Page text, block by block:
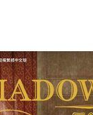
中的無數祕密...